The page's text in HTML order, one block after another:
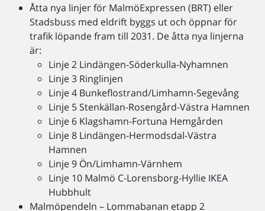
Åtta nya linjer för MalmöExpressen (BRT) eller
Stadsbuss med eldrift byggs ut och öppnar för
trafik löpande fram till 2031. De åtta nya linjerna
är:
Linje 2 Lindängen-Söderkulla-Nyhamnen
Linje 3 Ringlinjen
Linje 4 Bunkeflostrand/Limhamn-Segevång
Linje 5 Stenkällan-Rosengård-Västra Hamnen
Linje 6 Klagshamn-Fortuna Hemgården
Linje 8 Lindängen-Hermodsdal-Västra
Hamnen
Linje 9 Ön/Limhamn-Värnhem
Linje 10 Malmö C-Lorensborg-Hyllie IKEA
Hubbhult
Malmöpendeln – Lommabanan etapp 2